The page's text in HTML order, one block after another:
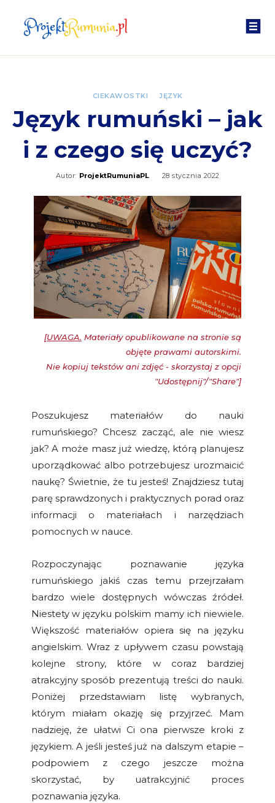
CIEKAWOSTKI JĘZYK
Język rumuński – jak
i z czego się uczyć?
Autor: ProjektRumuniaPL 28 stycznia 2022
[UWAGA. Materiały opublikowane na stronie są
objęte prawami autorskimi.
Nie kopiuj tekstów ani zdjęć - skorzystaj z opcji
"Udostępnij"/"Share"]
Poszukujesz materiałów do nauki
rumuńskiego? Chcesz zacząć, ale nie wiesz
jak? A może masz już wiedzę, którą planujesz
uporządkować albo potrzebujesz urozmaicić
naukę? Świetnie, że tu jesteś! Znajdziesz tutaj
parę sprawdzonych i praktycznych porad oraz
informacji o materiałach i narzędziach
pomocnych w nauce.
Rozpoczynając poznawanie języka
rumuńskiego jakiś czas temu przejrzałam
bardzo wiele dostępnych wówczas źródeł.
Niestety w języku polskim mamy ich niewiele.
Większość materiałów opiera się na języku
angielskim. Wraz z upływem czasu powstają
kolejne strony, które w coraz bardziej
atrakcyjny sposób prezentują treści do nauki.
Poniżej przedstawiam listę wybranych,
którym miałam okazję się przyjrzeć. Mam
nadzieję, że ułatwi Ci ona pierwsze kroki z
językiem. A jeśli jesteś już na dalszym etapie –
podpowiem z czego jeszcze można
skorzystać, by uatrakcyjnić proces
poznawania języka.